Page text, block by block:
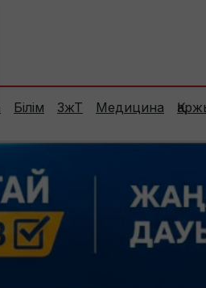
Білім ЗжТ Медицина